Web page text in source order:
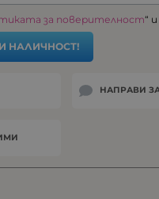
за поверителност“
НАЛИЧНОСТ!
НАПРАВИ